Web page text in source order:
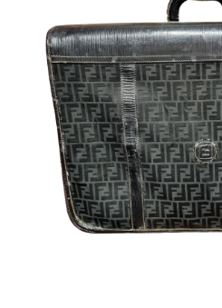
Spedizioni
resi
Metodi
pagamento
Privacy
Policy